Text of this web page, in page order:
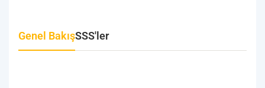
Genel BakışSSS'ler